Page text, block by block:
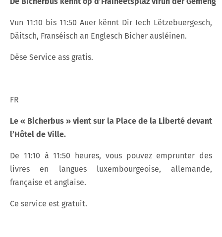
Vun 11:10 bis 11:50 Auer kënnt Dir Iech Lëtzebuergesch,
Däitsch, Franséisch an Englesch Bicher ausléinen.
Dëse Service ass gratis.
FR
Le « Bicherbus » vient sur la Place de la Liberté devant
l’Hôtel de Ville.
De 11:10 à 11:50 heures, vous pouvez emprunter des
livres en langues luxembourgeoise, allemande,
française et anglaise.
Ce service est gratuit.